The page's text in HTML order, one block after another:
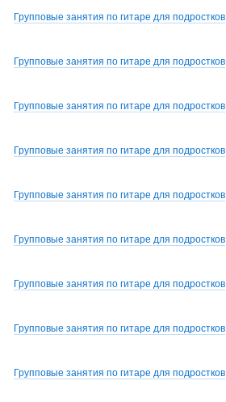
Групповые занятия по гитаре для подростков
Групповые занятия по гитаре для подростков
Групповые занятия по гитаре для подростков
Групповые занятия по гитаре для подростков
Групповые занятия по гитаре для подростков
Групповые занятия по гитаре для подростков
Групповые занятия по гитаре для подростков
Групповые занятия по гитаре для подростков
Групповые занятия по гитаре для подростков